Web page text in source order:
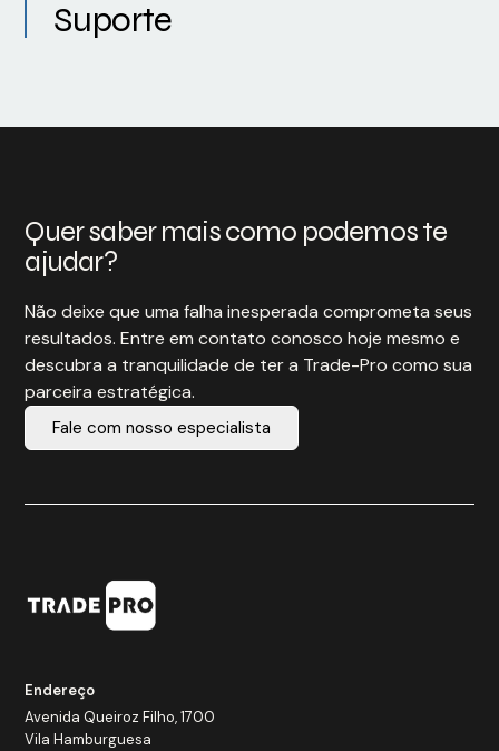
Suporte
Quer saber mais como podemos te
ajudar?
Não deixe que uma falha inesperada comprometa seus
resultados. Entre em contato conosco hoje mesmo e
descubra a tranquilidade de ter a Trade-Pro como sua
parceira estratégica.
Fale com nosso especialista
Endereço
Avenida Queiroz Filho, 1700
Vila Hamburguesa